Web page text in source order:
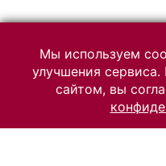
Мы используем
улучшения
сайтом, вы